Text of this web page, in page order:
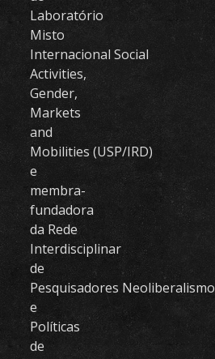
Laboratório
Misto
Internacional Social
Activities,
Gender,
Markets
and
Mobilities (USP/IRD)
e
membra-
fundadora
da Rede
Interdisciplinar
de
Pesquisadores Neoliberalismo
e
Políticas
de